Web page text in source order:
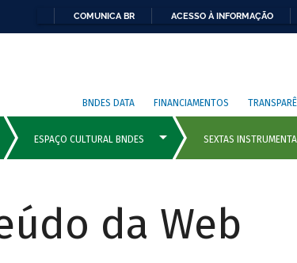
COMUNICA BR ACESSO À INFORMAÇÃO
BNDES DATA FINANCIAMENTOS
da Web